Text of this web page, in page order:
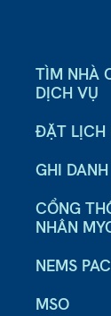
TÌM NHÀ
DỊCH VỤ
ĐẶT LỊCH
GHI DANH
CỔNG
NHÂN
NEMS
MSO